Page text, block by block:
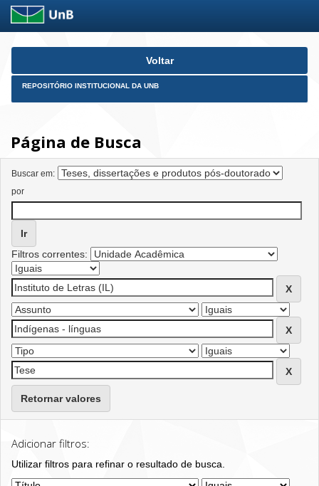
Skip
Voltar
REPOSITÓRIO INSTITUCIONAL DA UNB
Página de Busca
Buscar em:
por
Filtros correntes:
Retornar valores
Adicionar filtros:
Utilizar filtros para refinar o resultado de busca.